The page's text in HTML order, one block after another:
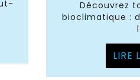
Découvrez
bioclimatique :
LIRE